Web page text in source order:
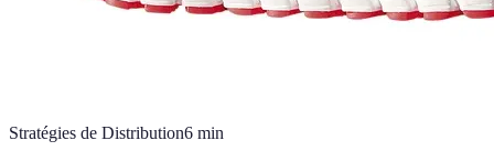
Stratégies de Distribution6 min